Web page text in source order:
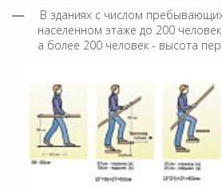
В зданиях с числом
населенном этаже до 200
а более 200 человек - высота